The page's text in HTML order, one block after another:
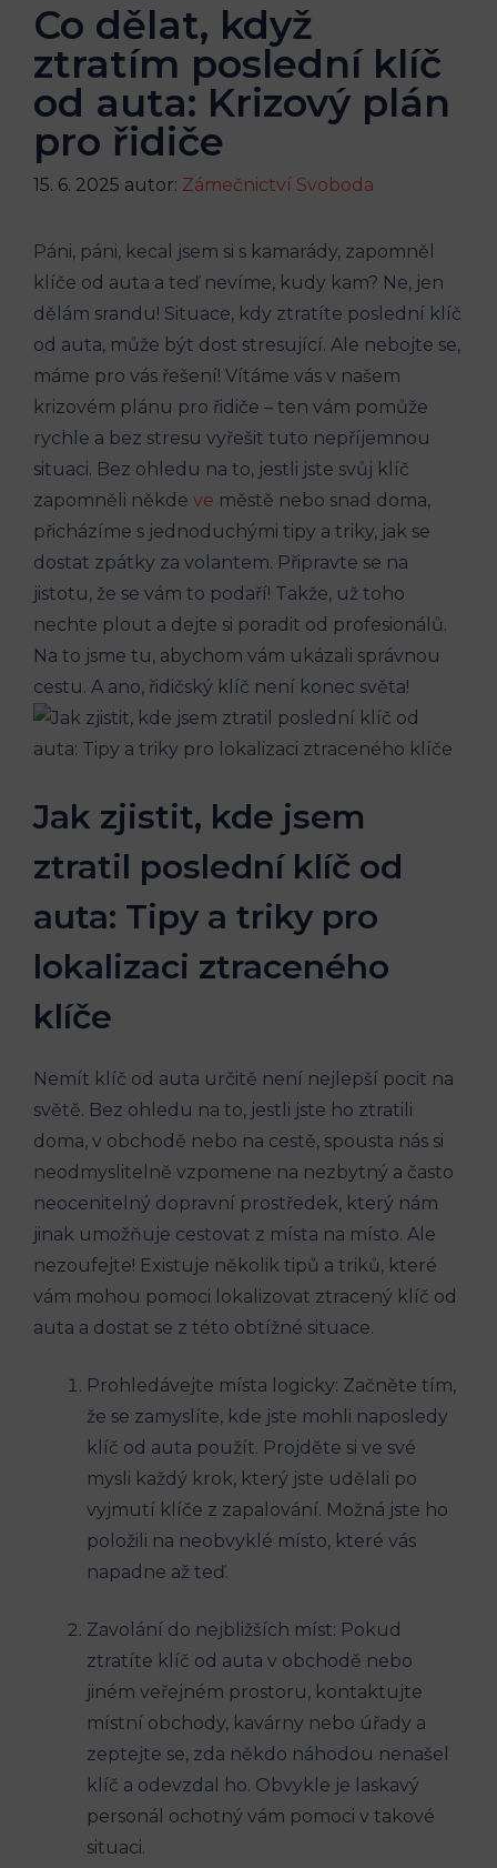
Co dělat, když
ztratím poslední klíč
od auta: Krizový plán
pro řidiče
15. 6. 2025 autor: Zámečnictví Svoboda
Páni, páni, kecal jsem si s kamarády, zapomněl
klíče od auta a teď nevíme, kudy kam? Ne, jen
dělám srandu! Situace, kdy ztratíte poslední klíč
od auta, může být dost stresující. Ale nebojte se,
máme pro vás řešení! Vítáme vás v našem
krizovém plánu pro řidiče – ten vám pomůže
rychle a bez stresu vyřešit tuto nepříjemnou
situaci. Bez ohledu na to, jestli jste svůj klíč
zapomněli někde ve městě nebo snad doma,
přicházíme s jednoduchými tipy a triky, jak se
dostat zpátky za volantem. Připravte se na
jistotu, že se vám to podaří! Takže, už toho
nechte plout a dejte si poradit od profesionálů.
Na to jsme tu, abychom vám ukázali správnou
cestu. A ano, řidičský klíč není konec světa!
Jak zjistit, kde jsem
ztratil poslední klíč od
auta: Tipy a triky pro
lokalizaci ztraceného
klíče
Nemít klíč od auta určitě není nejlepší pocit na
světě. Bez ohledu na to, jestli jste ho ztratili
doma, v obchodě nebo na cestě, spousta nás si
neodmyslitelně vzpomene na nezbytný a často
neocenitelný dopravní prostředek, který nám
jinak umožňuje cestovat z místa na místo. Ale
nezoufejte! Existuje několik tipů a triků, které
vám mohou pomoci lokalizovat ztracený klíč od
auta a dostat se z této obtížné situace.
Prohledávejte místa logicky: Začněte tím,
že se zamyslíte, kde jste mohli naposledy
klíč od auta použít. Projděte si ve své
mysli každý krok, který jste udělali po
vyjmutí klíče z zapalování. Možná jste ho
položili na neobvyklé místo, které vás
napadne až teď.
Zavolání do nejbližších míst: Pokud
ztratíte klíč od auta v obchodě nebo
jiném veřejném prostoru, kontaktujte
místní obchody, kavárny nebo úřady a
zeptejte se, zda někdo náhodou nenašel
klíč a odevzdal ho. Obvykle je laskavý
personál ochotný vám pomoci v takové
situaci.